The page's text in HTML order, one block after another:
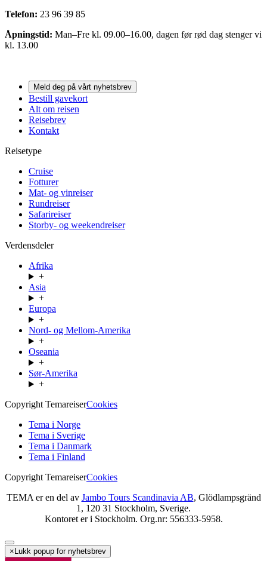
Telefon: 23 96 39 85
Åpningstid: Man–Fre kl. 09.00–16.00, dagen før rød dag stenger vi
kl. 13.00
Meld deg på vårt nyhetsbrev
Bestill gavekort
Alt om reisen
Reisebrev
Kontakt
Reisetype
Cruise
Fotturer
Mat- og vinreiser
Rundreiser
Safarireiser
Storby- og weekendreiser
Verdensdeler
Afrika
+
Asia
+
Europa
+
Nord- og Mellom-Amerika
+
Oseania
+
Sør-Amerika
+
Copyright TemareiserCookies
Tema i Norge
Tema i Sverige
Tema i Danmark
Tema i Finland
Copyright TemareiserCookies
TEMA er en del av Jambo Tours Scandinavia AB, Glödlampsgränd
1, 120 31 Stockholm, Sverige.
Kontoret er i Stockholm. Org.nr: 556333-5958.
× Lukk popup for nyhetsbrev